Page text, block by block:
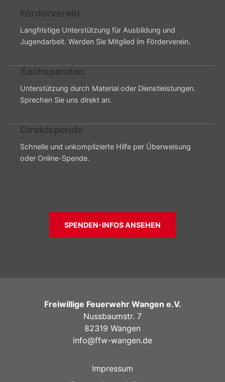
Förderverein
Langfristige Unterstützung für Ausbildung und
Jugendarbeit. Werden Sie Mitglied im Förderverein.
Sachspenden
Unterstützung durch Material oder Dienstleistungen.
Sprechen Sie uns direkt an.
Direktspende
Schnelle und unkomplizierte Hilfe per Überweisung
oder Online-Spende.
SPENDEN-INFOS ANSEHEN
Freiwillige Feuerwehr Wangen e.V.
Nussbaumstr. 7
82319 Wangen
info@ffw-wangen.de
Impressum